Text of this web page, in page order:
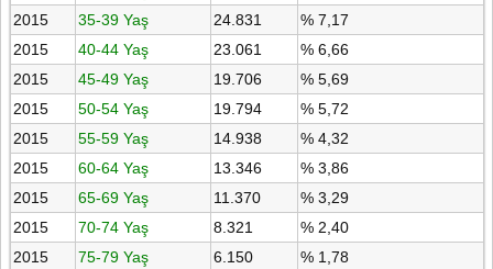
2015
35-39 Yaş 24.831
% 7,17
2015
40-44 Yaş 23.061
% 6,66
2015
45-49 Yaş 19.706
% 5,69
2015
50-54 Yaş 19.794
% 5,72
2015
55-59 Yaş 14.938
% 4,32
2015
60-64 Yaş 13.346
% 3,86
2015
65-69 Yaş 11.370
% 3,29
2015
70-74 Yaş 8.321
% 2,40
2015
75-79 Yaş 6.150 % 1,78